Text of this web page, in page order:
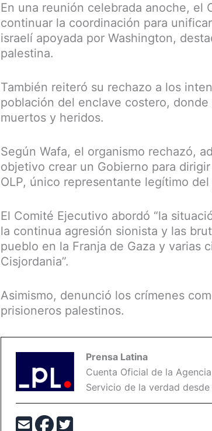
En una reunión celebrada anoche, el
continuar la coordinación para
israelí apoyada por Washington,
palestina.
También reiteró su rechazo a los
población del enclave costero,
muertos y heridos.
Según Wafa, el organismo rechazó,
objetivo crear un Gobierno para
OLP, único representante legítimo
El Comité Ejecutivo abordó “la
la continua agresión sionista y las
pueblo en la Franja de Gaza y varias
Cisjordania”.
Asimismo, denunció los crímenes
prisioneros palestinos.
Prensa Latina
Cuenta Oficial de la
Servicio de la verdad